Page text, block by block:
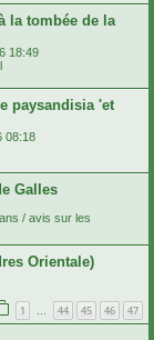
la tombée de la
18:49
paysandisia 'et
08:18
Galles
/ avis sur les
Orientale)
1 44 45 46 47